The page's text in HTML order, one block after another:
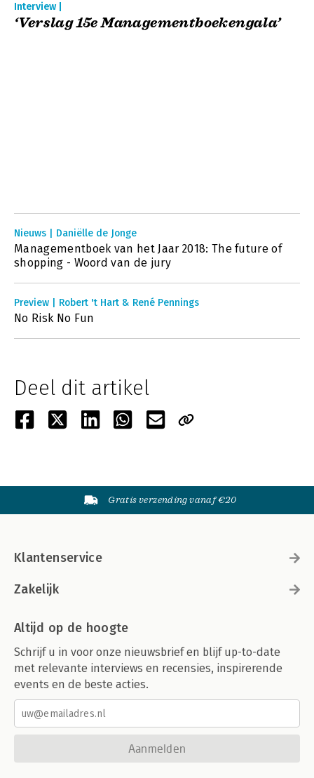
Interview |
‘Verslag 15e Managementboekengala’
Nieuws | Daniëlle de Jonge
Managementboek van het Jaar 2018: The future of
shopping - Woord van de jury
Preview | Robert 't Hart & René Pennings
No Risk No Fun
Deel dit artikel
Gratis verzending vanaf €20
Klantenservice
Zakelijk
Altijd op de hoogte
Schrijf u in voor onze nieuwsbrief en blijf up-to-date
met relevante interviews en recensies, inspirerende
events en de beste acties.
Aanmelden